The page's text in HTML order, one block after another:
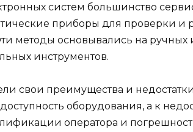
систем большинство
приборы для проверки и
методы основывались на ручных
инструментов.
свои преимущества и
оборудования, а к
оператора и